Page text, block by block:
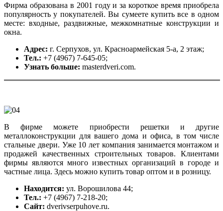
Фирма образована в 2001 году и за короткое время приобрела
популярность у покупателей. Вы сумеете купить все в одном
месте: входные, раздвижные, межкомнатные конструкции и
окна.
Адрес: г. Серпухов, ул. Красноармейская 5-а, 2 этаж;
Тел.: +7 (4967) 7-645-05;
Узнать больше: masterdveri.com.
В фирме можете приобрести решетки и другие
металлоконструкции для вашего дома и офиса, в том числе
стальные двери. Уже 10 лет компания занимается монтажом и
продажей качественных строительных товаров. Клиентами
фирмы являются много известных организаций в городе и
частные лица. Здесь можно купить товар оптом и в розницу.
Находится: ул. Ворошилова 44;
Тел.: +7 (4967) 7-218-20;
Сайт: dverivserpuhove.ru.